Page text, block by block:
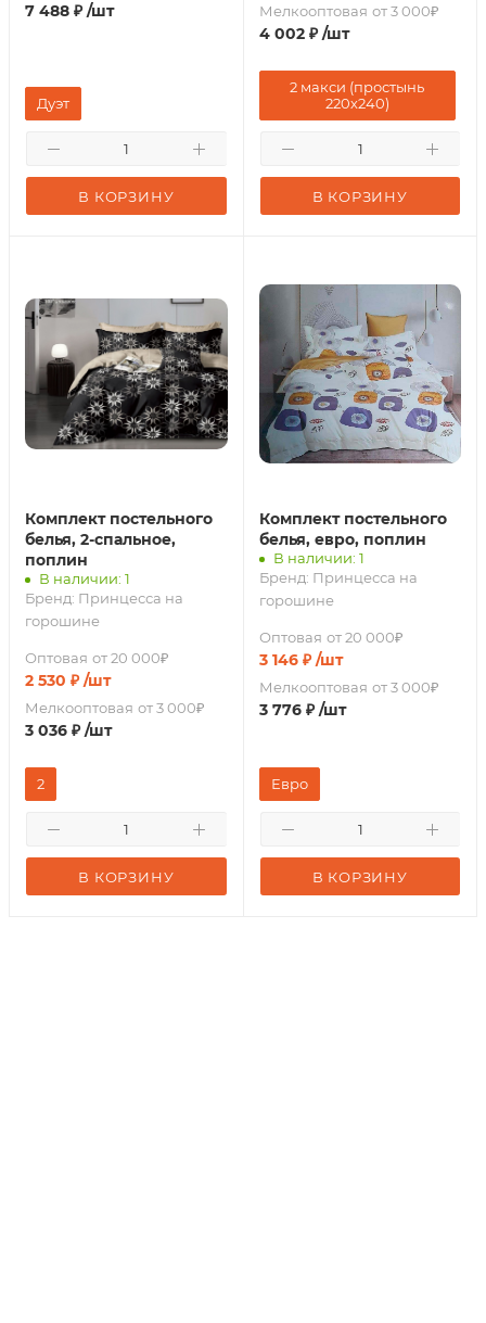
7 488 ₽ /шт
В КОРЗИНУ
Дуэт
Мелкооптовая от 3 000₽
4 002₽ /шт
В КОРЗИНУ
2 макси (простынь
220х240)
Комплект постельного
белья, 2-спальное,
поплин
В наличии: 1
Бренд: Принцесса на
горошине
Оптовая от 20 000₽
2 530 ₽ /шт
Мелкооптовая от 3 000₽
3 036 ₽ /шт
В КОРЗИНУ
2
Комплект постельного
белья, евро, поплин
В наличии: 1
Бренд: Принцесса на
горошине
Оптовая от 20 000₽
3 146₽ /шт
Мелкооптовая от 3 000₽
3 776₽ /шт
В КОРЗИНУ
Евро